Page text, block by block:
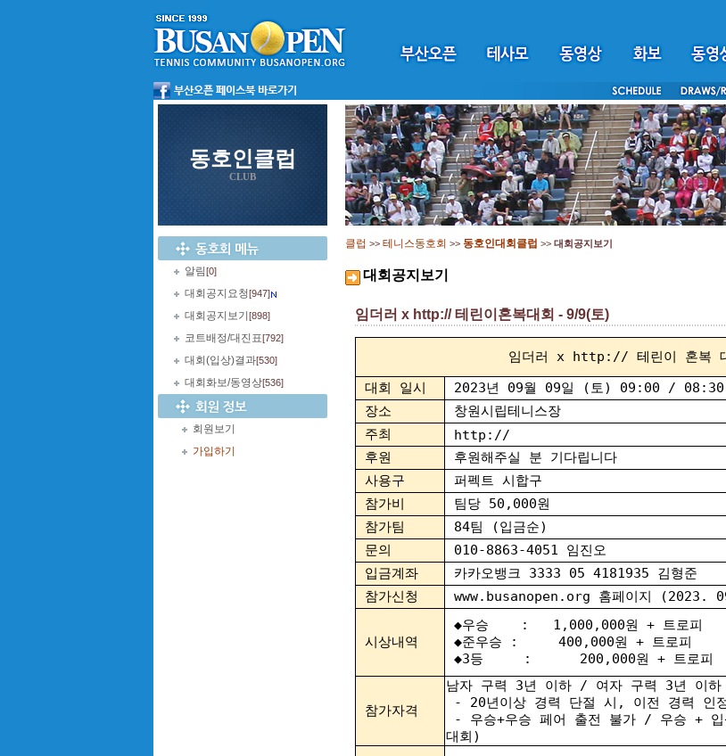
동호인클럽
CLUB
알림[0]
대회공지요청[947]
대회공지보기 [898]
코트배정/대진표[792]
대회(입상)결과[530]
대회화보/동영상[536]
회원보기
가입하기
클럽 >> 테니스동호회 >> 동호인대회클럽 >> 대회공지보기
대회공지보기
임더러 x http:// 테린이혼복대회 - 9/9(토)
임더러 x http:// 테린이 혼복
대회 일시
2023년 09월 09일 (토) 09:00 / 08:30
장소
창원시립테니스장
주최
http://
후원
후원해주실 분 기다립니다
사용구
퍼펙트 시합구
참가비
팀당 50,000원
참가팀
84팀 (입금순)
문의
010-8863-4051 임진오
입금계좌
카카오뱅크 3333 05 4181935 김형준
참가신청
www.busanopen.org 홈페이지 (2023.
시상내역
◆우승 : 1,000,000원 + 트로피
◆준우승 : 400,000원 + 트로피
◆3등 : 200,000원 + 트로피
참가자격
남자 구력 3년 이하 / 여자 구력 3년 이하
- 20년이상 경력 단절 시, 이전 경력 인
- 우승+우승 페어 출전 불가 / 우승 +
대회)